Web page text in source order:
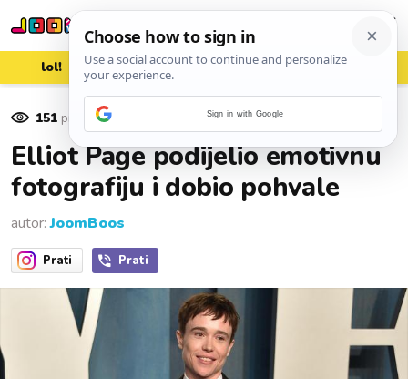
lol! aww vrh! woot?!
151 pregleda
Elliot Page podijelio emotivnu
fotografiju i dobio pohvale
autor:JoomBoos
Prati Prati
Sign in with Google